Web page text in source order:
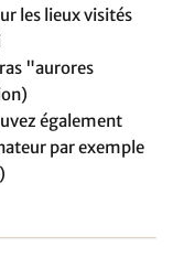
les lieux visités
"aurores
également
par exemple